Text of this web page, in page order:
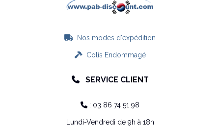
 Nos modes d'expédition
Colis Endommagé
 SERVICE CLIENT
 : 03 86 74 51 98
Lundi-Vendredi de 9h à 18h